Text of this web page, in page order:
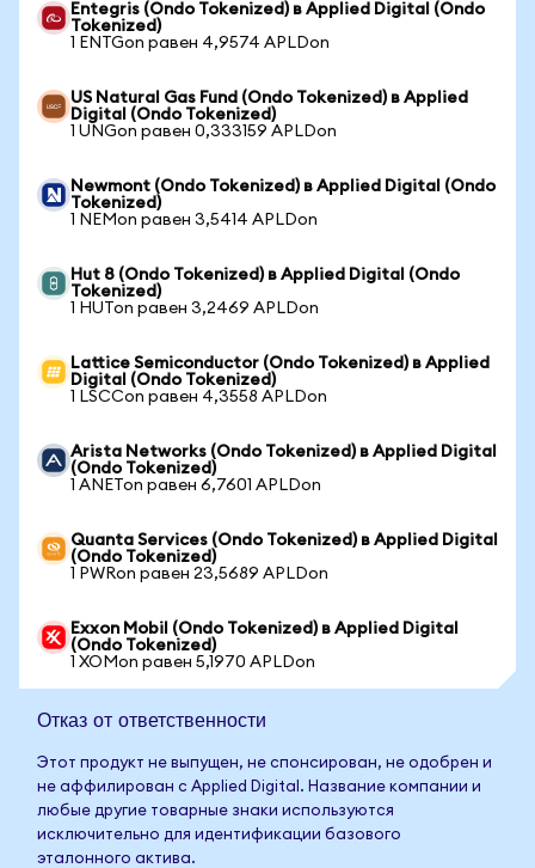
Entegris (Ondo Tokenized) в Applied Digital (Ondo
Tokenized)
1 ENTGon равен 4,9574 APLDon
US Natural Gas Fund (Ondo Tokenized) в Applied
Digital (Ondo Tokenized)
1 UNGon равен 0,333159 APLDon
Newmont (Ondo Tokenized) в Applied Digital (Ondo
Tokenized)
1 NEMon равен 3,5414 APLDon
Hut 8 (Ondo Tokenized) в Applied Digital (Ondo
Tokenized)
1 HUTon равен 3,2469 APLDon
Lattice Semiconductor (Ondo Tokenized) в Applied
Digital (Ondo Tokenized)
1 LSCCon равен 4,3558 APLDon
Arista Networks (Ondo Tokenized) в Applied Digital
(Ondo Tokenized)
1 ANETon равен 6,7601 APLDon
Quanta Services (Ondo Tokenized) в Applied Digital
(Ondo Tokenized)
1 PWRon равен 23,5689 APLDon
Exxon Mobil (Ondo Tokenized) в Applied Digital
(Ondo Tokenized)
1 XOMon равен 5,1970 APLDon
Отказ от ответственности
Этот продукт не выпущен, не спонсирован, не одобрен и
не аффилирован с Applied Digital. Название компании и
любые другие товарные знаки используются
исключительно для идентификации базового
эталонного актива.